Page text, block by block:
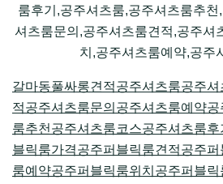
룸후기,공주셔츠룸,공주셔츠룸추
셔츠룸문의,공주셔츠룸견적,공주셔
치,공주셔츠룸예약,공주
갈마동풀싸롱견적공주셔츠룸공주셔
적공주셔츠룸문의 공주셔츠룸예약공
룸추천 공주셔츠룸코스공주셔츠룸후
블릭룸가격공주퍼블릭룸견적공주퍼
룸예약공주퍼블릭룸위치 공주퍼블릭